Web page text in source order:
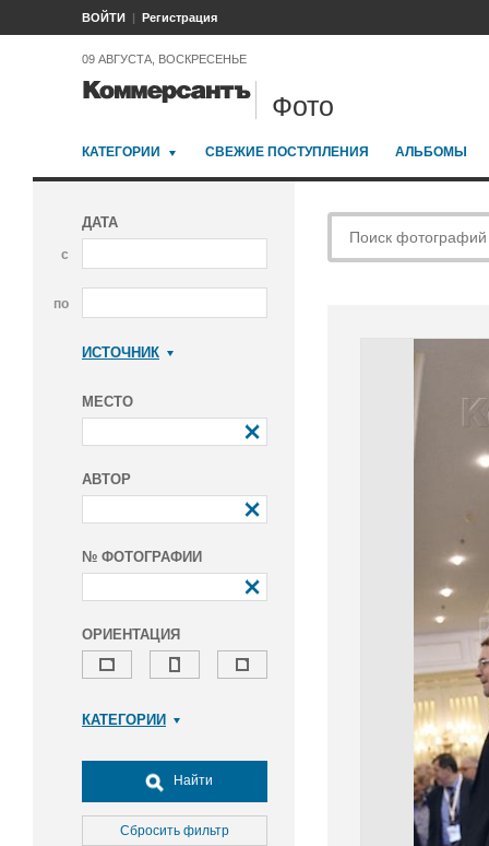
ВОЙТИ Регистрация
09 АВГУСТА, ВОСКРЕСЕНЬЕ
Фото
КАТЕГОРИИ СВЕЖИЕ ПОСТУПЛЕНИЯ АЛЬБОМЫ
ДАТА
с
по
ИСТОЧНИК
МЕСТО
АВТОР
№ ФОТОГРАФИИ
ОРИЕНТАЦИЯ
КАТЕГОРИИ
Досуг, туризм и отдых
Культура
Медицина
Найти
Сбросить фильтр